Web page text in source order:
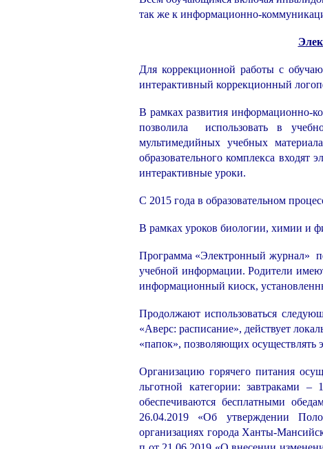
так же к информационно-
Для коррекционной работы с
интерактивный коррекционный
В рамках развития информационно-
позволила использовать в
мультимедийных учебных
образовательного комплекса
интерактивные уроки.
С 2015 года в образовательном
В рамках уроков биологии, химии и
Программа «Электронный журнал»
учебной информации. Родители
информационный киоск,
Продолжают использоваться
«Аверс: расписание», действует
«папок», позволяющих осуществлять
Организацию горячего питания
льготной категории: завтраками
обеспечиваются бесплатными
26.04.2019 «Об утверждении
организациях города Ханты-